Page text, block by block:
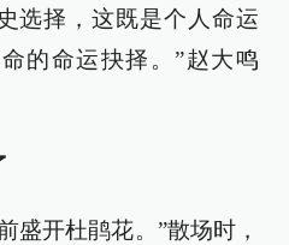
选择，这既是个人命运
的命运抉择。”赵大鸣
盛开杜鹃花。”散场时，